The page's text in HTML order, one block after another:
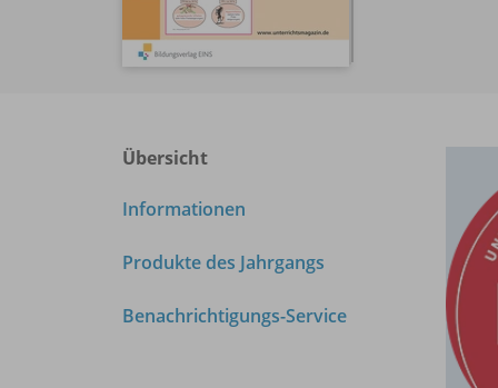
Übersicht
Informationen
Produkte des Jahrgangs
Benachrichtigungs-Service